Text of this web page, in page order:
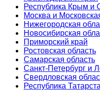
Республика Крым и
Москва и
Нижегородская
Новосибирская
Приморский край
Ростовская область
Самарская область
Санкт-Петербург и
Свердловская
Республика